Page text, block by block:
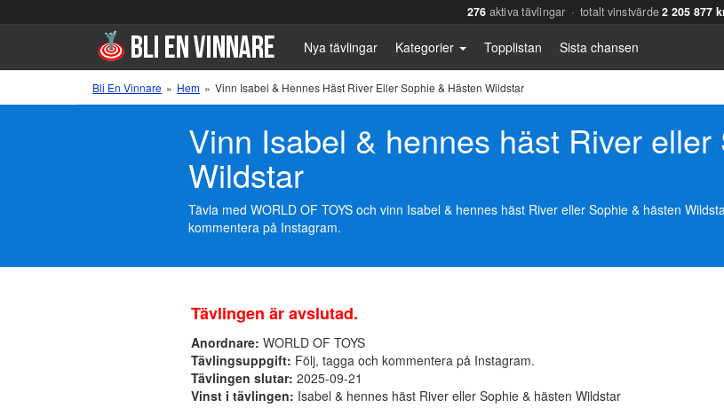
276 aktiva tävlingar · totalt vinstvärde2 205 877
Nya tävlingar Kategorier Topplistan Sista chansen
Bli En Vinnare » Hem » Vinn Isabel & Hennes Häst River Eller Sophie & Hästen Wildstar
Vinn Isabel & hennes häst River
Wildstar
Tävla med WORLD OF TOYS och vinn Isabel & hennes häst River eller Sophie & hästen
kommentera på Instagram.
Tävlingen är avslutad.
Anordnare: WORLD OF TOYS
Tävlingsuppgift: Följ, tagga och kommentera på Instagram.
Tävlingen slutar: 2025-09-21
Vinst i tävlingen: Isabel & hennes häst River eller Sophie & hästen Wildstar